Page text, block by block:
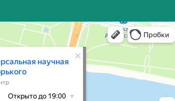
А.М. Горького